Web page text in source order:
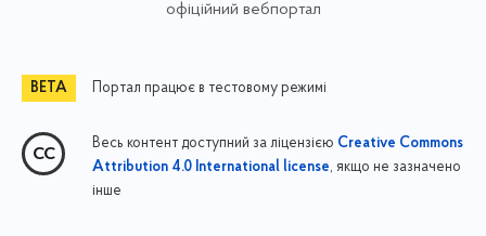
офіційний вебпортал
Портал працює в тестовому режимі
Весь контент доступний за ліцензією Creative Commons
Attribution 4.0 International license, якщо не зазначено
інше